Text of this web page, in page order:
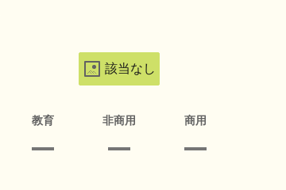
該当なし
教育 非商用 商用